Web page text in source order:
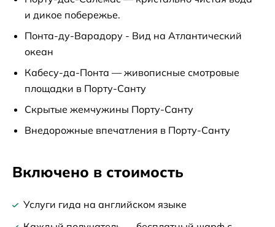
и дикое побережье.
Понта-ду-Варадору - Вид на Атлантический
океан
Кабесу-да-Понта — живописные смотровые
площадки в Порту-Санту
Скрытые жемчужины Порту-Санту
Внедорожные впечатления в Порту-Санту
Включено в стоимость
Услуги гида на английском языке